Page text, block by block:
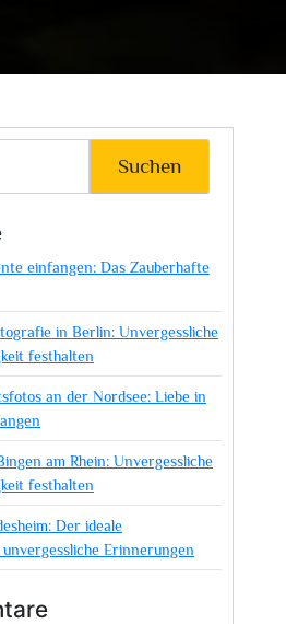
Suchen
einfangen: Das Zauberhafte
in Berlin: Unvergessliche
festhalten
an der Nordsee: Liebe in
am Rhein: Unvergessliche
festhalten
Der ideale
Erinnerungen